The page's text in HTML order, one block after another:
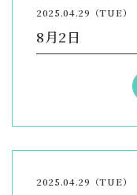
2025.04.29（TUE）
8月2日
2025.04.29（TUE）